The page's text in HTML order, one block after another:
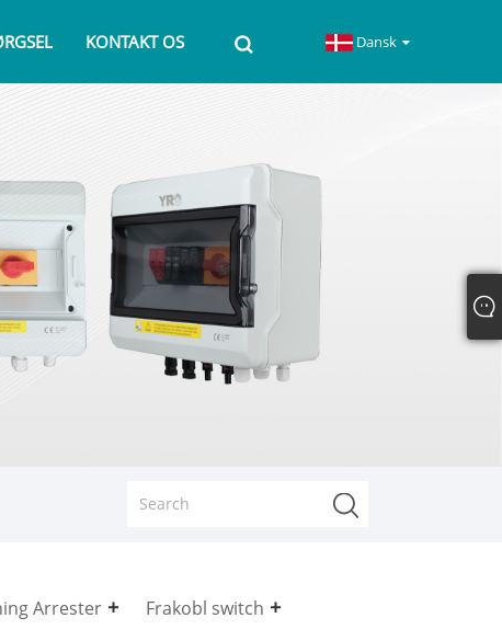
KONTAKT OS Dansk
Arrester Frakobl switch